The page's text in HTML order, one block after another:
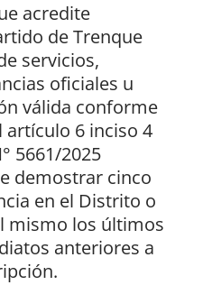
acredite
de Trenque
servicios,
oficiales u
válida conforme
artículo 6 inciso 4
5661/2025
demostrar cinco
en el Distrito o
mismo los últimos
anteriores a